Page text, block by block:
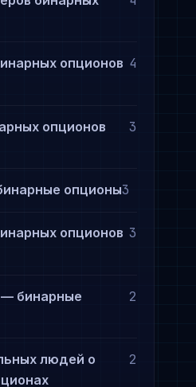
опционов 4
опционов
3
опционы3
опционов 3
— бинарные
2
людей о
2